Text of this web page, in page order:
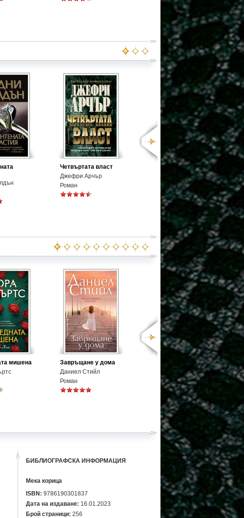
Четвъртата власт
Джефри Арчър
Роман
мишена
Завръщане у дома
Даниел Стийл
Роман
БИБЛИОГРАФСКА ИНФОРМАЦИЯ
Мека корица
ISBN: 9786190301837
Дата на издаване: 16.01.2023
Брой страници: 256